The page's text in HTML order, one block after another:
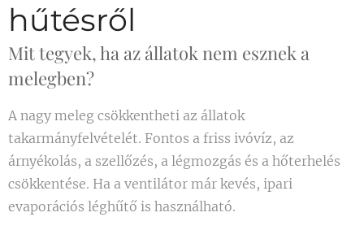
hűtésről
Mit tegyek, ha az állatok nem esznek a
melegben?
A nagy meleg csökkentheti az állatok
takarmányfelvételét. Fontos a friss ivóvíz, az
árnyékolás, a szellőzés, a légmozgás és a hőterhelés
csökkentése. Ha a ventilátor már kevés, ipari
evaporációs léghűtő is használható.